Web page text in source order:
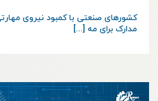
کشورهای صنعتی با کمبود نیروی
مدارک برای مه [...]